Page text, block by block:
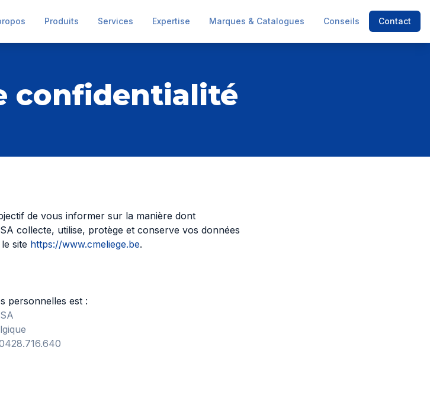
Produits Services Expertise Marques & Catalogues Conseils Contact
confidentialité
de vous informer sur la manière dont
collecte, utilise, protège et conserve vos données
site https://www.cmeliege.be.
personnelles est :